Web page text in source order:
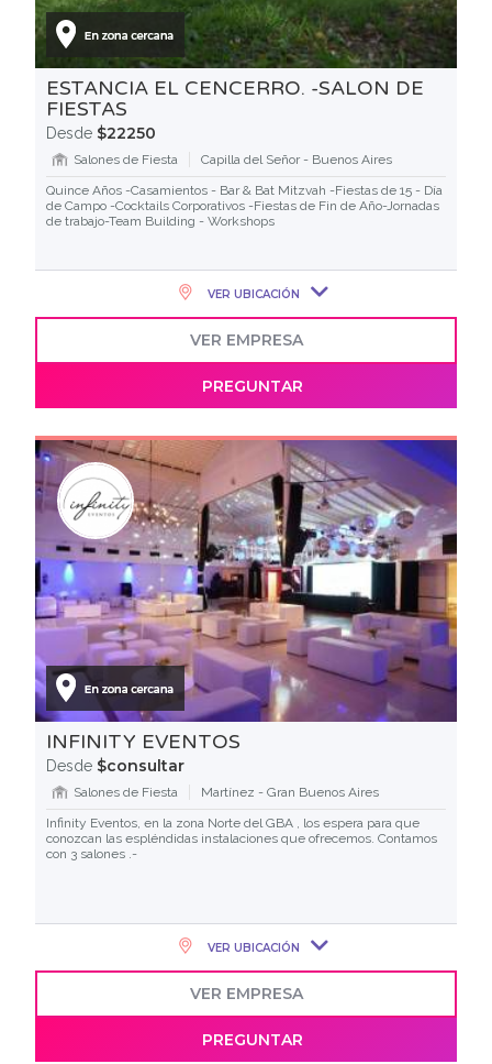
ESTANCIA EL CENCERRO. -SALON DE
FIESTAS
Desde $22250
Salones de Fiesta
Capilla del Señor - Buenos Aires
Quince Años -Casamientos - Bar & Bat Mitzvah -Fiestas de 15 - Día
de Campo -Cocktails Corporativos -Fiestas de Fin de Año-Jornadas
de trabajo-Team Building - Workshops
VER UBICACIÓN
VER EMPRESA
PREGUNTAR
INFINITY EVENTOS
Desde $consultar
Salones de Fiesta
Martínez - Gran Buenos Aires
Infinity Eventos, en la zona Norte del GBA , los espera para que
conozcan las espléndidas instalaciones que ofrecemos. Contamos
con 3 salones .-
VER UBICACIÓN
VER EMPRESA
PREGUNTAR